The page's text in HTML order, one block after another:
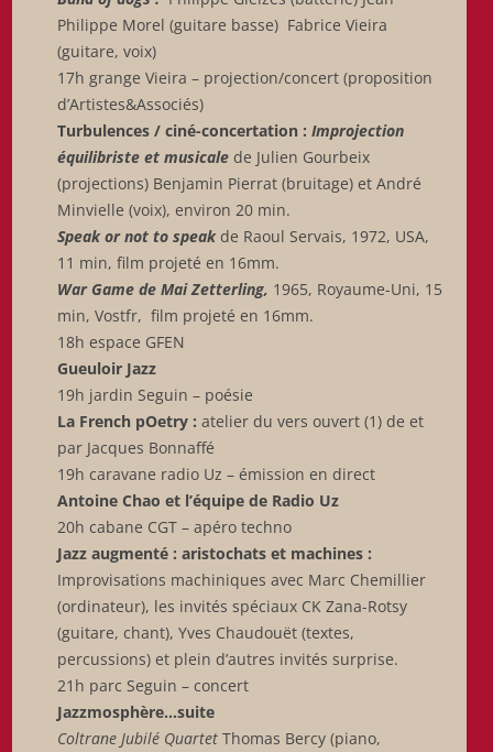
Philippe Morel (guitare basse) Fabrice Vieira
(guitare, voix)
17h grange Vieira – projection/concert (proposition
d’Artistes&Associés)
Turbulences / ciné-concertation : Improjection
équilibriste et musicalede Julien Gourbeix
(projections) Benjamin Pierrat (bruitage) et André
Minvielle (voix), environ 20 min.
Speak or not to speakde Raoul Servais, 1972, USA,
11 min, film projeté en 16mm.
War Game de Mai Zetterling, 1965, Royaume-Uni, 15
min, Vostfr, film projeté en 16mm.
18h espace GFEN
Gueuloir Jazz
19h jardin Seguin – poésie
La French pOetry : atelier du vers ouvert (1) de et
par Jacques Bonnaffé
19h caravane radio Uz – émission en direct
Antoine Chao et l’équipe de Radio Uz
20h cabane CGT – apéro techno
Jazz augmenté : aristochats et machines :
Improvisations machiniques avec Marc Chemillier
(ordinateur), les invités spéciaux CK Zana-Rotsy
(guitare, chant), Yves Chaudouët (textes,
percussions) et plein d’autres invités surprise.
21h parc Seguin – concert
Jazzmosphère…suite
Coltrane Jubilé QuartetThomas Bercy (piano,